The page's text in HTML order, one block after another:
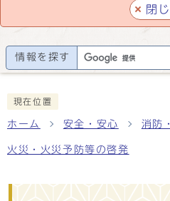
閉
情報を探す
現在位置
ホーム 安全・安心 消防
火災・火災予防等の啓発